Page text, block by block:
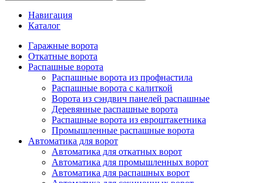
Навигация
Каталог
Гаражные ворота
Откатные ворота
Распашные ворота
Распашные ворота из профнастила
Распашные ворота с калиткой
Ворота из сэндвич панелей распашные
Деревянные распашные ворота
Распашные ворота из евроштакетника
Промышленные распашные ворота
Автоматика для ворот
Автоматика для откатных ворот
Автоматика для промышленных ворот
Автоматика для распашных ворот